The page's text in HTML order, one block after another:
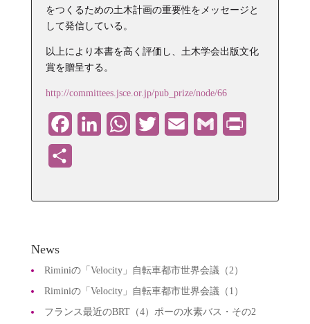
をつくるための土木計画の重要性をメッセージと
して発信している。
以上により本書を高く評価し、土木学会出版文化
賞を贈呈する。
http://committees.jsce.or.jp/pub_prize/node/66
FacebookLinkedInWhatsApp
Twitter Email Gmail
News
Riminiの「Velocity」自転車都市世界会議（2）
Riminiの「Velocity」自転車都市世界会議（1）
フランス最近のBRT（4）ポーの水素バス・その2